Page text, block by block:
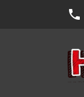
phone